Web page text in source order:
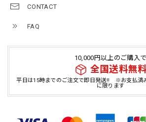
CONTACT
FAQ
10,000円以上のご購入で
全国送料無
平日は15時までのご注文で即日発送!! ※お支払済
に限ります